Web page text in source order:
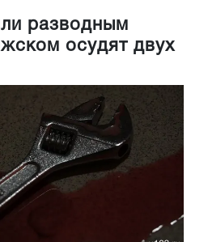
разводным
осудят двух